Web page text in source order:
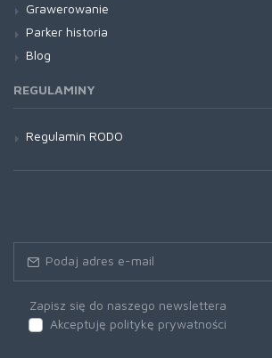
Grawerowanie
Parker historia
Blog
REGULAMINY
Regulamin RODO
Zapisz się do naszego newslettera
Akceptuję politykę prywatności